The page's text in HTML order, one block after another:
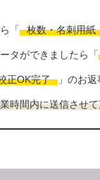
「 枚数・名刺用紙
タができましたら「
正OK完了 」のお返
時間内に送信させ